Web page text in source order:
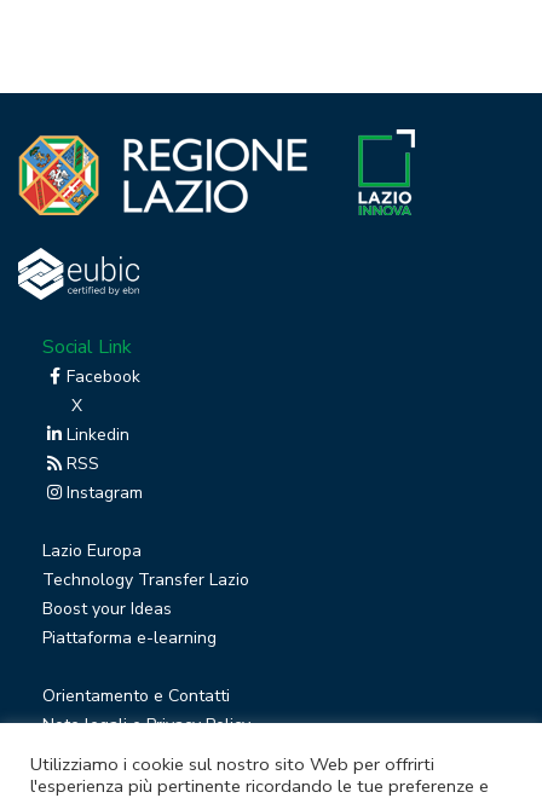
Social Link
Facebook
X
Linkedin
RSS
Instagram
Lazio Europa
Technology Transfer Lazio
Boost your Ideas
Piattaforma e-learning
Orientamento e Contatti
Note legali e Privacy Policy
Privacy Newsletter
Società trasparente
Utilizziamo i cookie sul nostro sito Web per offrirti
l'esperienza più pertinente ricordando le tue preferenze e